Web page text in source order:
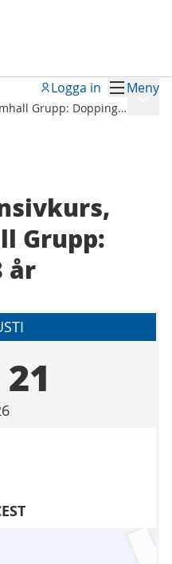
Meny
Logga in
Grupp: Doppingen 4-8 år
Meny
Grupp:
år
21